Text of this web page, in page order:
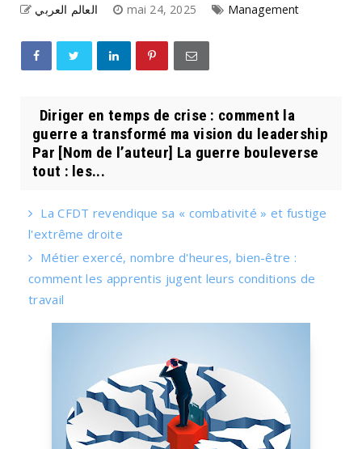
العالم العربي mai 24, 2025 Management
Diriger en temps de crise : comment la
guerre a transformé ma vision du leadership
Par [Nom de l’auteur] La guerre bouleverse
tout : les...
La CFDT revendique sa « combativité » et fustige
l'extrême droite
Métier exercé, nombre d'heures, bien-être :
comment les apprentis jugent leurs conditions de
travail